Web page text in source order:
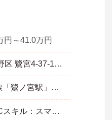
円～41.0万円
東京都 中野区 鷺宮4-37-14 七十七ビル4F
西武新宿線「鷺ノ宮駅」徒歩4分
■必要なPCスキル：スマートフォン操作（カイポケ使用のため）